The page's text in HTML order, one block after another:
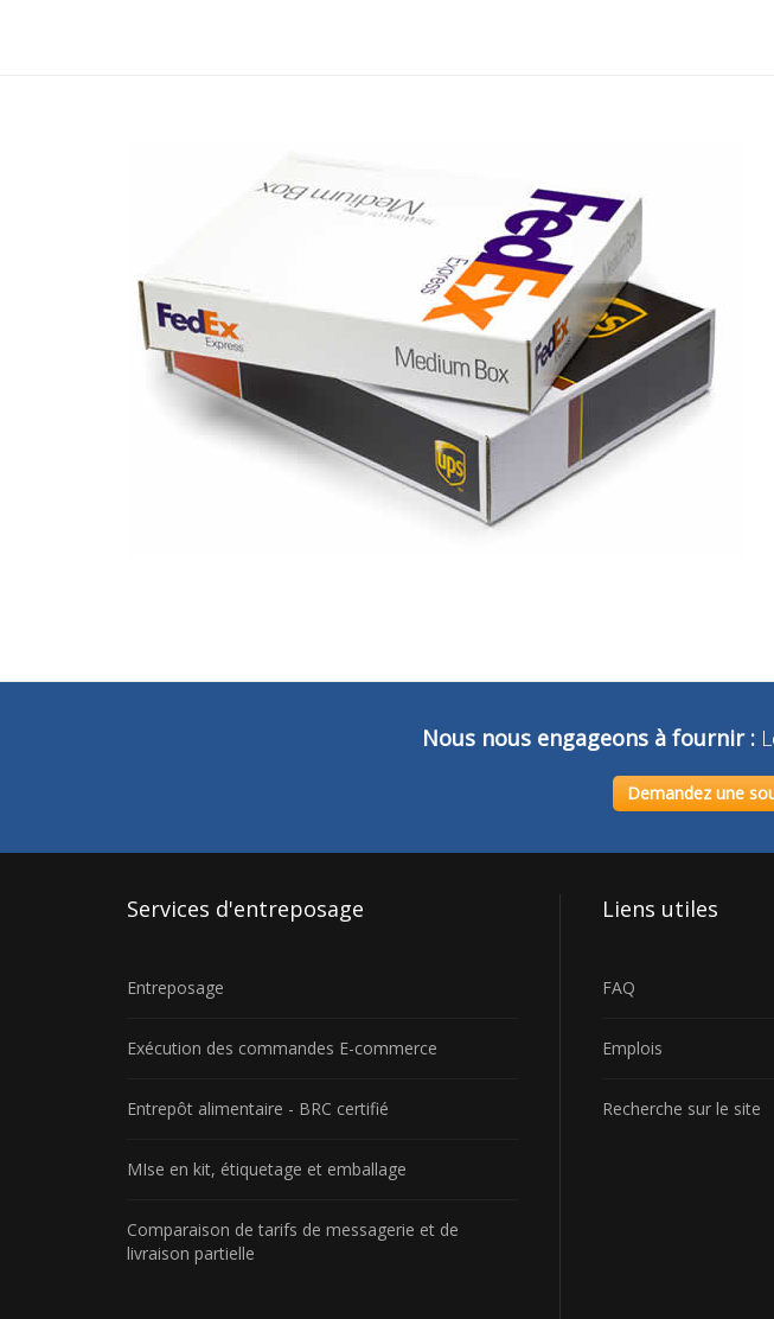
Nous nous engageons à fournir :
Demandez une
Services d'entreposage
Entreposage
Exécution des commandes E-commerce
Entrepôt alimentaire - BRC certifié
MIse en kit, étiquetage et emballage
Comparaison de tarifs de messagerie et de
livraison partielle
Liens utiles
FAQ
Emplois
Recherche sur le site